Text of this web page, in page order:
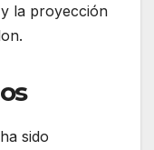
la proyección
sido